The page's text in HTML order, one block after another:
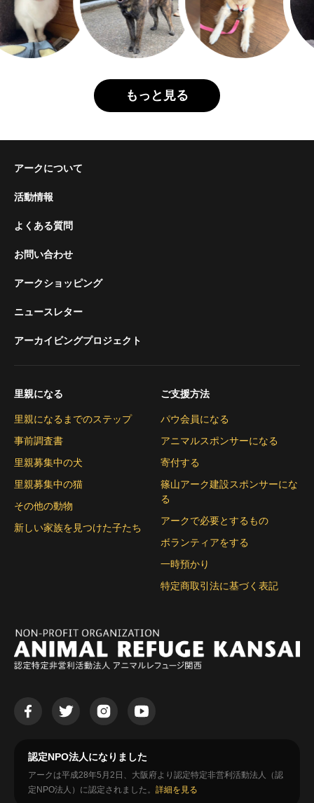
もっと見る
アークについて
活動情報
よくある質問
お問い合わせ
アークショッピング
ニュースレター
アーカイビングプロジェクト
里親になる
里親になるまでのステップ
事前調査書
里親募集中の犬
里親募集中の猫
その他の動物
新しい家族を見つけた子たち
ご支援方法
パウ会員になる
アニマルスポンサーになる
寄付する
篠山アーク建設スポンサーにな
る
アークで必要とするもの
ボランティアをする
一時預かり
特定商取引法に基づく表記
認定NPO法人になりました
アークは平成28年5月2日、大阪府より認定特定非営利活動法人（認
定NPO法人）に認定されました。 詳細を見る